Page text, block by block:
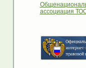
ассоциация